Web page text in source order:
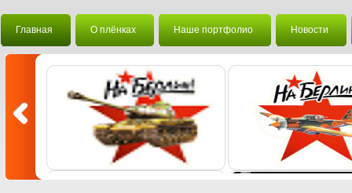
Главная О плёнках Наше портфолио Новости